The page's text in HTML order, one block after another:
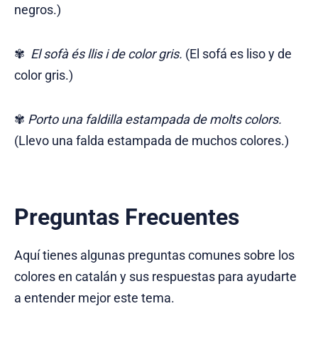
negros.)
✾ El sofà és llis i de color gris. (El sofá es liso y de
color gris.)
✾ Porto una faldilla estampada de molts colors.
(Llevo una falda estampada de muchos colores.)
Preguntas Frecuentes
Aquí tienes algunas preguntas comunes sobre los
colores en catalán y sus respuestas para ayudarte
a entender mejor este tema.